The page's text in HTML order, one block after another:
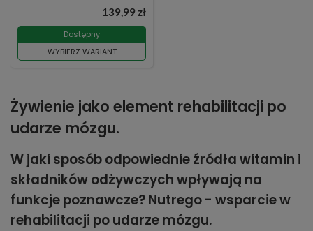
Dostępny
WYBIERZ WARIANT
139,99 zł
Żywienie jako element rehabilitacji po
udarze mózgu.
W jaki sposób odpowiednie źródła witamin i
składników odżywczych wpływają na
funkcje poznawcze? Nutrego - wsparcie w
rehabilitacji po udarze mózgu.